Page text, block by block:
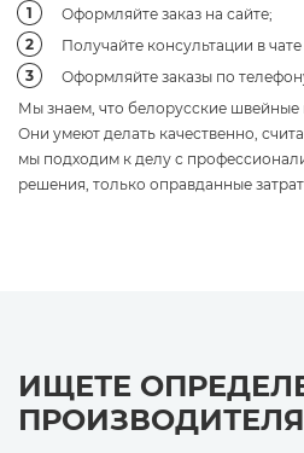
Оформляйте заказ на сайте;
Получайте консультации в чате
Оформляйте заказы по
Мы знаем, что белорусские
Они умеют делать качественно,
мы подходим к делу с
решения, только оправданные
ИЩЕТЕ